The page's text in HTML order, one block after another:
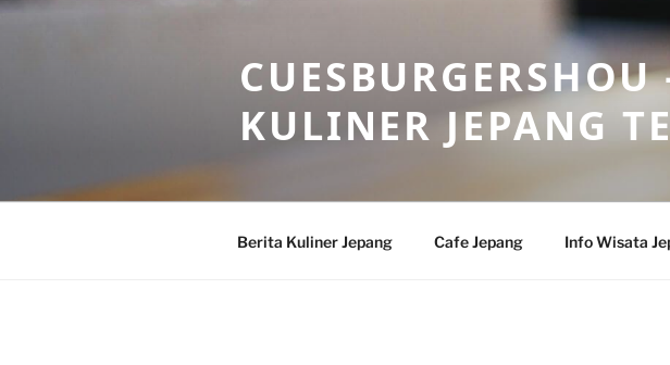
Skip
KULINER JEPANG
Berita Kuliner Jepang Cafe Jepang Info Wisata